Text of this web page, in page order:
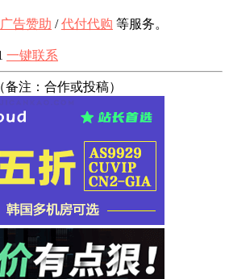
广告赞助 /代付代购 等服务。
一键联系
备注：合作或投稿）